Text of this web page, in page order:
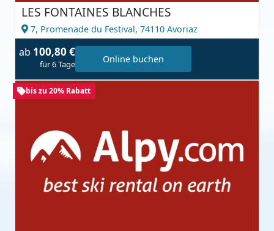
LES FONTAINES BLANCHES
7, Promenade du Festival, 74110 Avoriaz
ab 100,80 €
für 6 Tage Online buchen
bis zu 20% Rabatt